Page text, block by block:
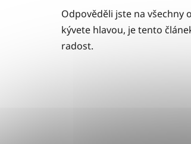
Odpověděli jste na všechny
kývete hlavou, je tento
radost.